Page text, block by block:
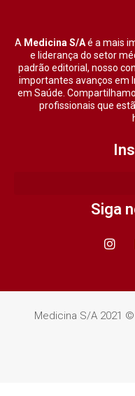
A Medicina S/Aé a mais
e liderança do setor
padrão editorial, nosso
importantes avanços em
em Saúde.
profissionais que
Siga
Medicina S/A 2021